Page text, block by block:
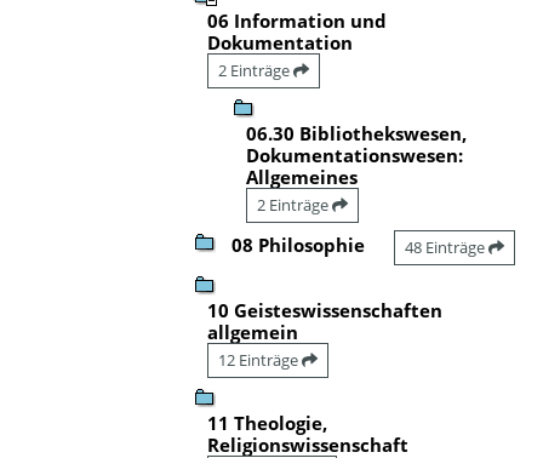
06 Information und
Dokumentation
2 Einträge
06.30 Bibliothekswesen,
Dokumentationswesen:
Allgemeines
2 Einträge
08 Philosophie 48 Einträge
10 Geisteswissenschaften
allgemein
12 Einträge
11 Theologie,
Religionswissenschaft